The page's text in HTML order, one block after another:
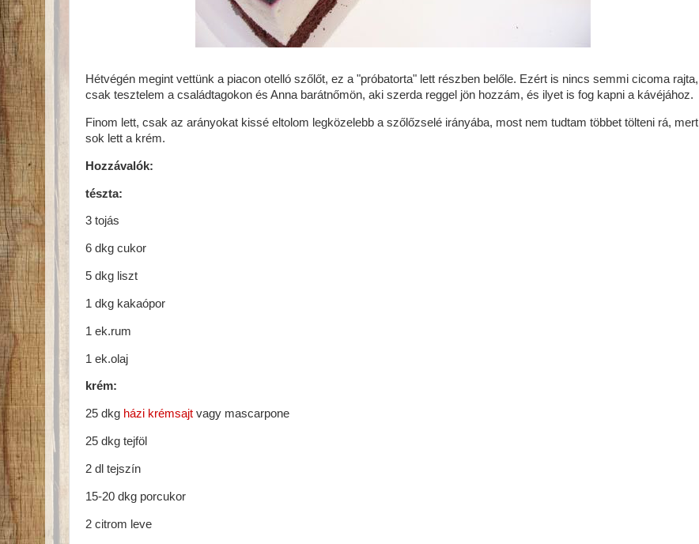
Hétvégén megint vettünk a piacon otelló szőlőt, ez a "próbatorta" lett részben belőle. Ezért is nincs semmi cicoma rajta,
csak tesztelem a családtagokon és Anna barátnőmön, aki szerda reggel jön hozzám, és ilyet is fog kapni a kávéjához.
Finom lett, csak az arányokat kissé eltolom legközelebb a szőlőzselé irányába, most nem tudtam többet tölteni rá, mert
sok lett a krém.
Hozzávalók:
tészta:
3 tojás
6 dkg cukor
5 dkg liszt
1 dkg kakaópor
1 ek.rum
1 ek.olaj
krém:
25 dkg házi krémsajt vagy mascarpone
25 dkg tejföl
2 dl tejszín
15-20 dkg porcukor
2 citrom leve